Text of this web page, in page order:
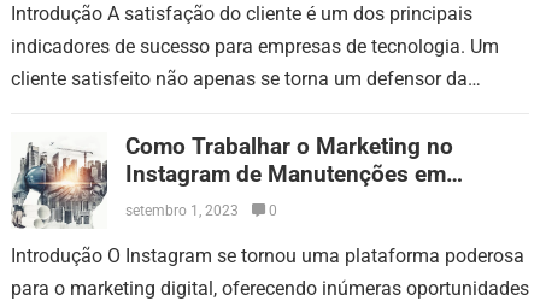
Introdução A satisfação do cliente é um dos principais
indicadores de sucesso para empresas de tecnologia. Um
cliente satisfeito não apenas se torna um defensor da
Como Trabalhar o Marketing no
Instagram de Manutenções em
Cabines Primárias
setembro 1, 2023 0
Introdução O Instagram se tornou uma plataforma poderosa
para o marketing digital, oferecendo inúmeras oportunidades